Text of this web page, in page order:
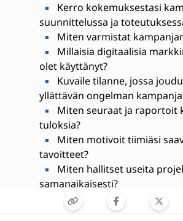
Kerro kokemuksestasi
suunnittelussa ja
Miten varmistat
Millaisia digitaalisia
olet käyttänyt?
Kuvaile tilanne, jossa
yllättävän ongelman
Miten seuraat ja raportoit
tuloksia?
Miten motivoit tiimiäsi
tavoitteet?
Miten hallitset useita
samanaikaisesti?
Miten kehität itseäsi
ammattilaisena?